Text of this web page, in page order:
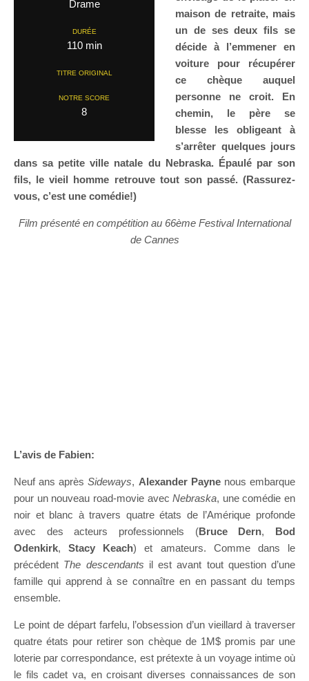
Drame
DURÉE
110 min
TITRE ORIGINAL
NOTRE SCORE
8
maison de retraite, mais
un de ses deux fils se
décide à l’emmener en
voiture pour récupérer
ce chèque auquel
personne ne croit. En
chemin, le père se
blesse les obligeant à
s’arrêter quelques jours
dans sa petite ville natale du Nebraska. Épaulé par son
fils, le vieil homme retrouve tout son passé. (Rassurez-
vous, c’est une comédie!)
Film présenté en compétition au 66ème Festival International
de Cannes
L’avis de Fabien:
Neuf ans aprèsSideways, Alexander Paynenous embarque
pour un nouveau road-movie avecNebraska, une comédie en
noir et blanc à travers quatre états de l’Amérique profonde
avec des acteurs professionnels (Bruce Dern, Bod
Odenkirk,Stacy Keach) et amateurs. Comme dans le
précédent The descendants il est avant tout question d’une
famille qui apprend à se connaître en en passant du temps
ensemble.
Le point de départ farfelu, l’obsession d’un vieillard à traverser
quatre états pour retirer son chèque de 1M$ promis par une
loterie par correspondance, est prétexte à un voyage intime où
le fils cadet va, en croisant diverses connaissances de son